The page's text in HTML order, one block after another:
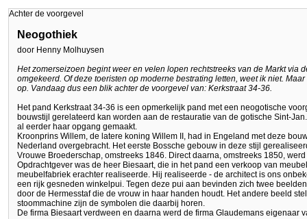
Achter de voorgevel
Neogothiek
door Henny Molhuysen
Het zomerseizoen begint weer en velen lopen rechtstreeks van de Markt via
omgekeerd. Of deze toeristen op moderne bestrating letten, weet ik niet.
op. Vandaag dus een blik achter de voorgevel van: Kerkstraat 34-36.
Het pand Kerkstraat 34-36 is een opmerkelijk pand met een neogotische
bouwstijl gerelateerd kan worden aan de restauratie van de gotische Sint-
al eerder haar opgang gemaakt.
Kroonprins Willem, de latere koning Willem II, had in Engeland met deze
Nederland overgebracht. Het eerste Bossche gebouw in deze stijl
Vrouwe Broederschap, omstreeks 1846. Direct daarna, omstreeks 1850,
Opdrachtgever was de heer Biesaart, die in het pand een verkoop van
meubelfabriek erachter realiseerde. Hij realiseerde - de architect is ons
een rijk gesneden winkelpui. Tegen deze pui aan bevinden zich twee
door de Hermesstaf die de vrouw in haar handen houdt. Het andere beeld
stoommachine zijn de symbolen die daarbij horen.
De firma Biesaart verdween en daarna werd de firma Glaudemans eigenaar